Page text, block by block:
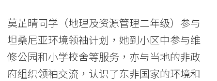
学莫芷晴同学（地理及资源管理二年级）参与
坦桑尼亚环境领袖计划，她到小区中参与维
修公园和小学校舍等服务，亦与当地的非政
府组织领袖交流，认识了东非国家的环境和